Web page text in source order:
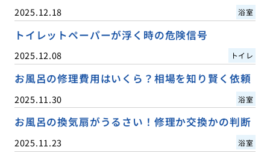
2025.12.18 浴室
トイレットペーパーが浮く時の危険信号
2025.12.08 トイレ
お風呂の修理費用はいくら？相場を知り賢く依頼
2025.11.30 浴室
お風呂の換気扇がうるさい！修理か交換かの判断
2025.11.23 浴室